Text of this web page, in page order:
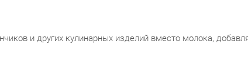
и других кулинарных изделий вместо молока,